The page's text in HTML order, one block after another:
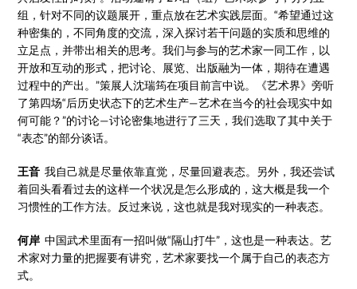
组，针对不同的议题展开，重点放在艺术实践层面。“希望通过这
种密集的，不同角度的交流，深入探讨若干问题的实质和思维的
立足点，并带出相关的思考。我们与参与的艺术家一同工作，以
开放和互动的形式，把讨论、展览、出版融为一体，期待在遭遇
过程中的产出。”策展人沈瑞筠在项目前言中说。《艺术界》旁听
了第四场“后历史状态下的艺术生产—艺术在当今的社会现实中如
何可能？”的讨论—讨论密集地进行了三天，我们选取了其中关于
“表态”的部分谈话。
王音 我自己就是尽量依靠直觉，尽量回避表态。另外，我还尝试
着回头看看过去的这样一个状况是怎么形成的，这大概是我一个
习惯性的工作方法。反过来说，这也就是我对现实的一种表态。
何岸 中国武术里面有一招叫做“隔山打牛”，这也是一种表达。艺
术家对力量的把握要有讲究，艺术家要找一个属于自己的表态方
式。